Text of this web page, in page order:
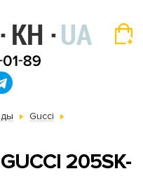
Gucci
205SK-